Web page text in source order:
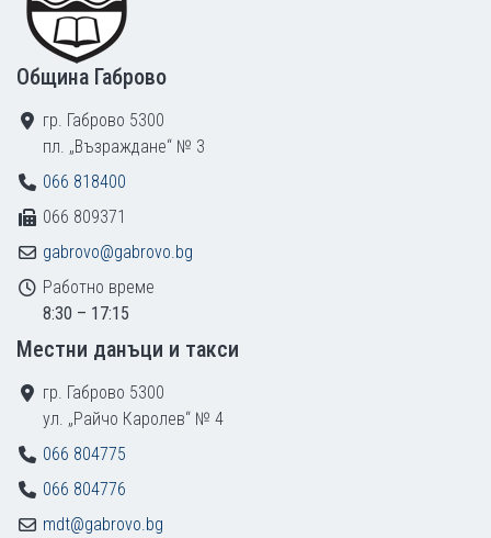
Община Габрово
гр. Габрово 5300
пл. „Възраждане“ № 3
066 818400
066 809371
gabrovo@gabrovo.bg
Работно време
8:30 – 17:15
Местни данъци и такси
гр. Габрово 5300
ул. „Райчо Каролев“ № 4
066 804775
066 804776
mdt@gabrovo.bg